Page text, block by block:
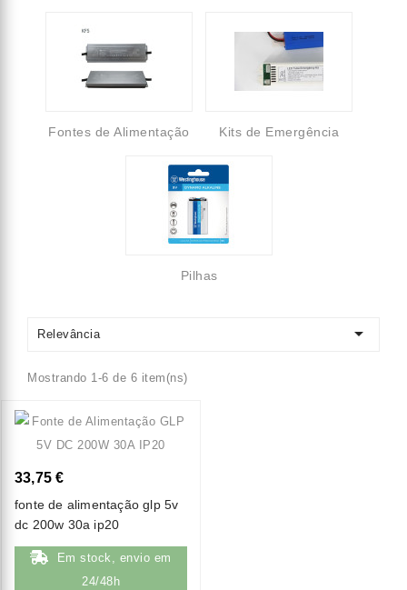
Fontes de Alimentação Kits de Emergência
Pilhas
Relevância 
Mostrando 1-6 de 6 item(ns)
33,75 €
fonte de alimentação glp 5v
dc 200w 30a ip20
Em stock, envio em
24/48h